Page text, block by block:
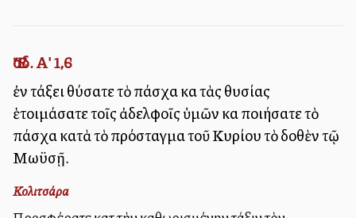
Ἔσδ. Α' 1,6
ἐν τάξει θύσατε τὸ πάσχα καὶ τὰς θυσίας
ἑτοιμάσατε τοῖς ἀδελφοῖς ὑμῶν καὶ ποιήσατε τὸ
πάσχα κατὰ τὸ πρόσταγμα τοῦ Κυρίου τὸ δοθὲν τῷ
Μωϋσῇ.
Κολιτσάρα